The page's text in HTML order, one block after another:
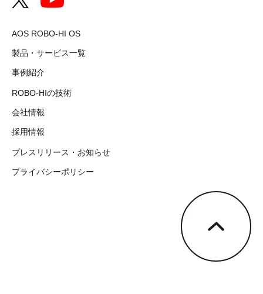
AOS ROBO-HI OS
製品・サービス一覧
事例紹介
ROBO-HIの技術
会社情報
採用情報
プレスリリース・お知らせ
プライバシーポリシー